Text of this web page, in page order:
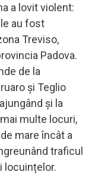
a lovit violent:
au fost
Treviso,
Padova.
de la
și Teglio
și la
multe locuri,
mare încât a
traficul
locuințelor.